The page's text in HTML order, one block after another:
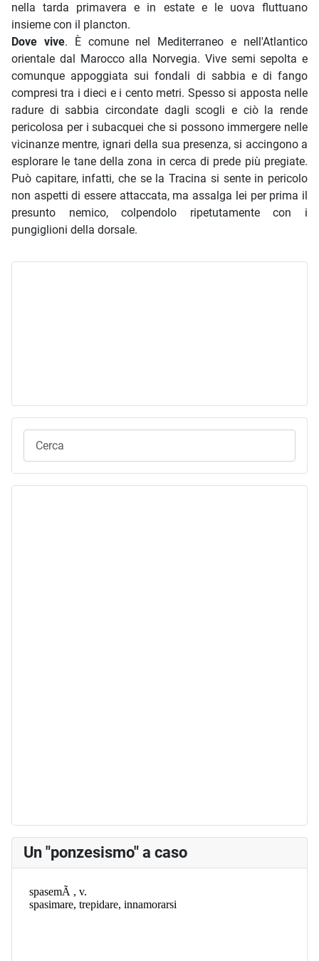
nella tarda primavera e in estate e le uova fluttuano
insieme con il plancton.
Dove vive. È comune nel Mediterraneo e nell'Atlantico
orientale dal Marocco alla Norvegia. Vive semi sepolta e
comunque appoggiata sui fondali di sabbia e di fango
compresi tra i dieci e i cento metri. Spesso si apposta nelle
radure di sabbia circondate dagli scogli e ciò la rende
pericolosa per i subacquei che si possono immergere nelle
vicinanze mentre, ignari della sua presenza, si accingono a
esplorare le tane della zona in cerca di prede più pregiate.
Può capitare, infatti, che se la Tracina si sente in pericolo
non aspetti di essere attaccata, ma assalga lei per prima il
presunto nemico, colpendolo ripetutamente con i
pungiglioni della dorsale.
Un "ponzesismo" a caso